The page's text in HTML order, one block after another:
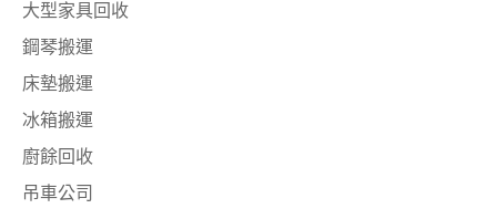
大型家具回收
鋼琴搬運
床墊搬運
冰箱搬運
廚餘回收
吊車公司